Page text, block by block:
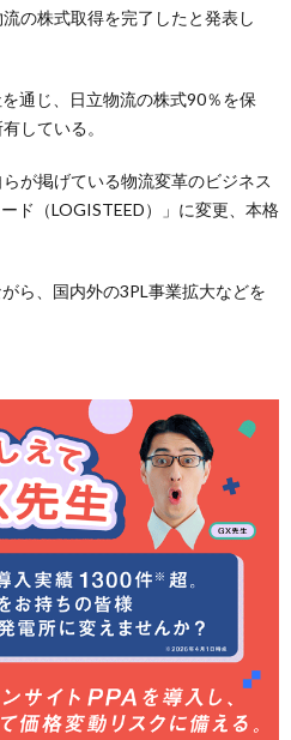
の株式取得を完了したと発表し
通じ、日立物流の株式90％を保
している。
が掲げている物流変革のビジネス
ド（LOGISTEED）」に変更、本格
ら、国内外の3PL事業拡大などを